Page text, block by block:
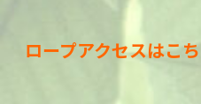
ロープアクセスはこち